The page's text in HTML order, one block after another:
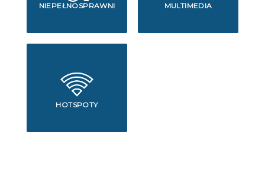
NIEPEŁNOSPRAWNI MULTIMEDIA
HOTSPOTY